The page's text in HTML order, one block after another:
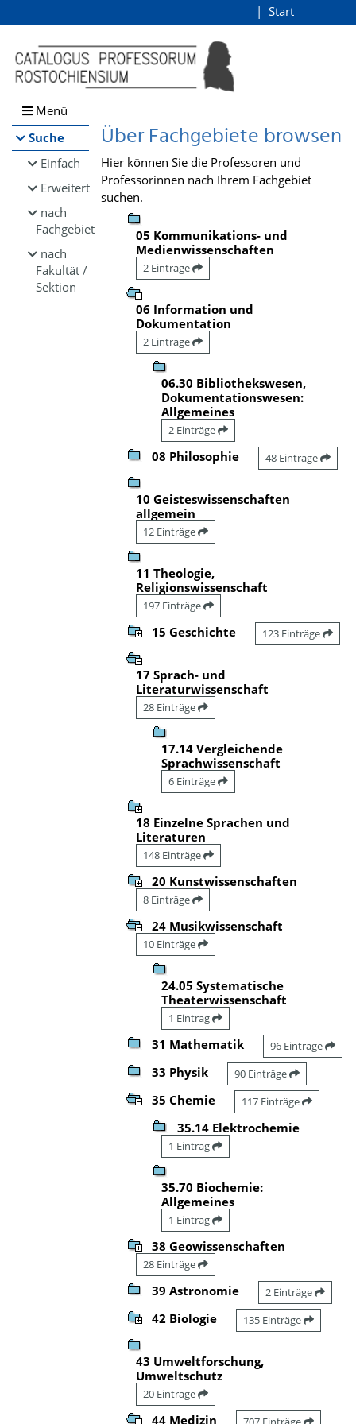
Browsen
direkt zum Inhalt
Start
Menü
Suche
Einfach
Erweitert
nach
Fachgebiet
nach
Fakultät /
Sektion
Über Fachgebiete browsen
Hier können Sie die Professoren und
Professorinnen nach Ihrem Fachgebiet
suchen.
05 Kommunikations- und
Medienwissenschaften
2 Einträge
06 Information und
Dokumentation
2 Einträge
06.30 Bibliothekswesen,
Dokumentationswesen:
Allgemeines
2 Einträge
08 Philosophie 48 Einträge
10 Geisteswissenschaften
allgemein
12 Einträge
11 Theologie,
Religionswissenschaft
197 Einträge
15 Geschichte 123 Einträge
17 Sprach- und
Literaturwissenschaft
28 Einträge
17.14 Vergleichende
Sprachwissenschaft
6 Einträge
18 Einzelne Sprachen und
Literaturen
148 Einträge
20 Kunstwissenschaften
8 Einträge
24 Musikwissenschaft
10 Einträge
24.05 Systematische
Theaterwissenschaft
1 Eintrag
31 Mathematik 96 Einträge
33 Physik 90 Einträge
35 Chemie 117 Einträge
35.14 Elektrochemie
1 Eintrag
35.70 Biochemie:
Allgemeines
1 Eintrag
38 Geowissenschaften
28 Einträge
39 Astronomie 2 Einträge
42 Biologie 135 Einträge
43 Umweltforschung,
Umweltschutz
20 Einträge
44 Medizin